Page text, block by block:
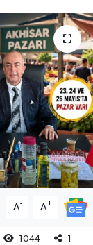
A- A+
1044 1